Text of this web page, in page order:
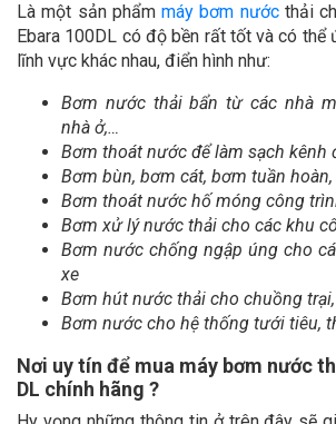
Là một sản phẩmmáy bơm nướcthải
Ebara 100DL có độ bền rất tốt và có thể
lĩnh vực khác nhau, điển hình như:
Bơm nước thải bẩn từ các nhà
nhà ở,…
Bơm thoát nước để làm sạch kênh
Bơm bùn, bơm cát, bơm tuần
Bơm thoát nước hố móng công
Bơm xử lý nước thải cho các khu
Bơm nước chống ngập úng cho
xe
Bơm hút nước thải cho chuồng
Bơm nước cho hệ thống tưới tiêu,
Nơi uy tín để mua máy bơm nước
DL chính hãng ?